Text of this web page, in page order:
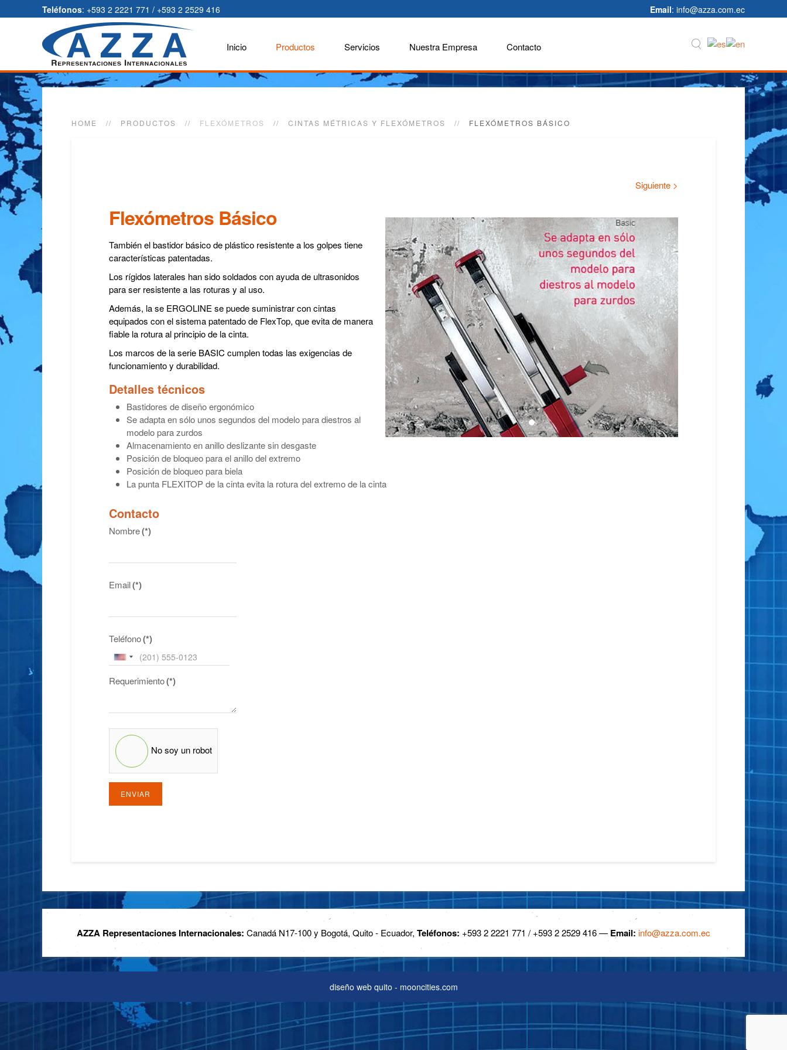
Teléfonos: +593 2 2221 771 / +593 2 2529 416 Email: info@azza.com.ec
Inicio Productos Servicios Nuestra Empresa Contacto
HOME PRODUCTOS FLEXÓMETROS CINTAS MÉTRICAS Y FLEXÓMETROS FLEXÓMETROS BÁSICO
Siguiente >
Flexómetros Básico
También el bastidor básico de plástico resistente a los golpes tiene
características patentadas.
Los rígidos laterales han sido soldados con ayuda de ultrasonidos
para ser resistente a las roturas y al uso.
Además, la se ERGOLINE se puede suministrar con cintas
equipados con el sistema patentado de FlexTop, que evita de manera
fiable la rotura al principio de la cinta.
Los marcos de la serie BASIC cumplen todas las exigencias de
funcionamiento y durabilidad.
Detalles técnicos
Bastidores de diseño ergonómico
Se adapta en sólo unos segundos del modelo para diestros al
modelo para zurdos
Almacenamiento en anillo deslizante sin desgaste
Posición de bloqueo para el anillo del extremo
Posición de bloqueo para biela
La punta FLEXITOP de la cinta evita la rotura del extremo de la cinta
Contacto
Nombre(*)
Email(*)
Teléfono(*)
United
+1
Requerimiento(*)
No soy un robot
ENVIAR
AZZA Representaciones Internacionales: Canadá N17-100 y Bogotá, Quito - Ecuador, Teléfonos: +593 2 2221 771 / +593 2 2529 416 — Email: info@azza.com.ec
diseño web quito - mooncities.com